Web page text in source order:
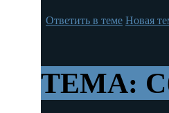
Ответить в теме Новая
ТЕМА: